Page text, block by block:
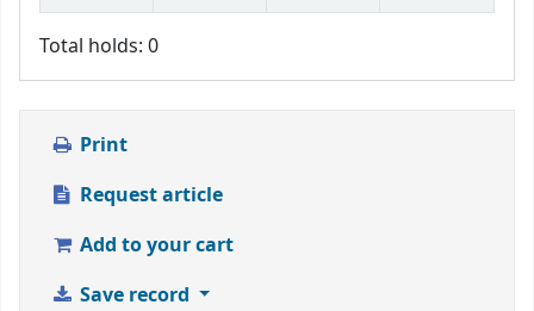
Total holds: 0
Print
Request article
Add to your cart
Save record